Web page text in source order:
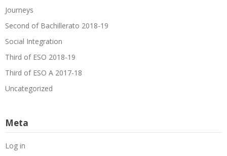
Journeys
Second of Bachillerato 2018-19
Social Integration
Third of ESO 2018-19
Third of ESO A 2017-18
Uncategorized
Meta
Log in